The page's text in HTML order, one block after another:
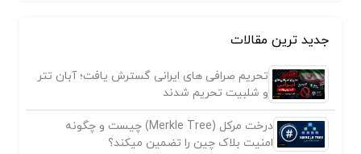
جدید ترین مقالات
تحریم صرافی های ایرانی گسترش یافت؛ آبان تتر
و شلبیت تحریم شدند
درخت مرکل (Merkle Tree) چیست و چگونه
امنیت بلاک چین را تضمین میکند؟